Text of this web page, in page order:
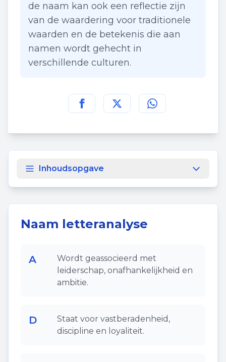
de naam kan ook een reflectie zijn
van de waardering voor traditionele
waarden en de betekenis die aan
namen wordt gehecht in
verschillende culturen.
Deel deze pagina op
Deel deze pagina op
Deel deze pagina
Inhoudsopgave
Naam letteranalyse
A
Wordt geassocieerd met
leiderschap, onafhankelijkheid en
ambitie.
D
Staat voor vastberadenheid,
discipline en loyaliteit.